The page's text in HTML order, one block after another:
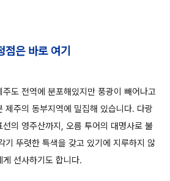
은 바로 여기
도 전역에 분포해있지만 풍광이 빼어나고
제주의 동부지역에 밀집해 있습니다. 다랑
의 영주산까지, 오름 투어의 대명사로 불
기 뚜렷한 특색을 갖고 있기에 지루하지 않
선사하기도 합니다.